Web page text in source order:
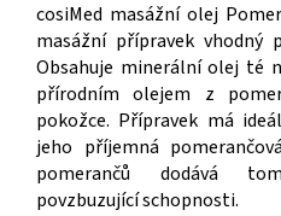
cosiMed masážní olej
masážní přípravek vhodný
Obsahuje minerální olej té
přírodním olejem z
pokožce. Přípravek má
jeho příjemná
pomerančů dodává
povzbuzující schopnosti.